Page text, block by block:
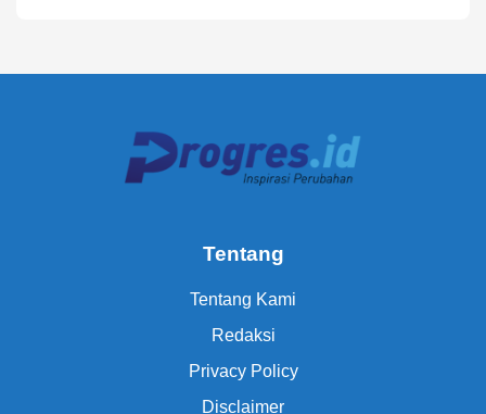
Tentang
Tentang Kami
Redaksi
Privacy Policy
Disclaimer